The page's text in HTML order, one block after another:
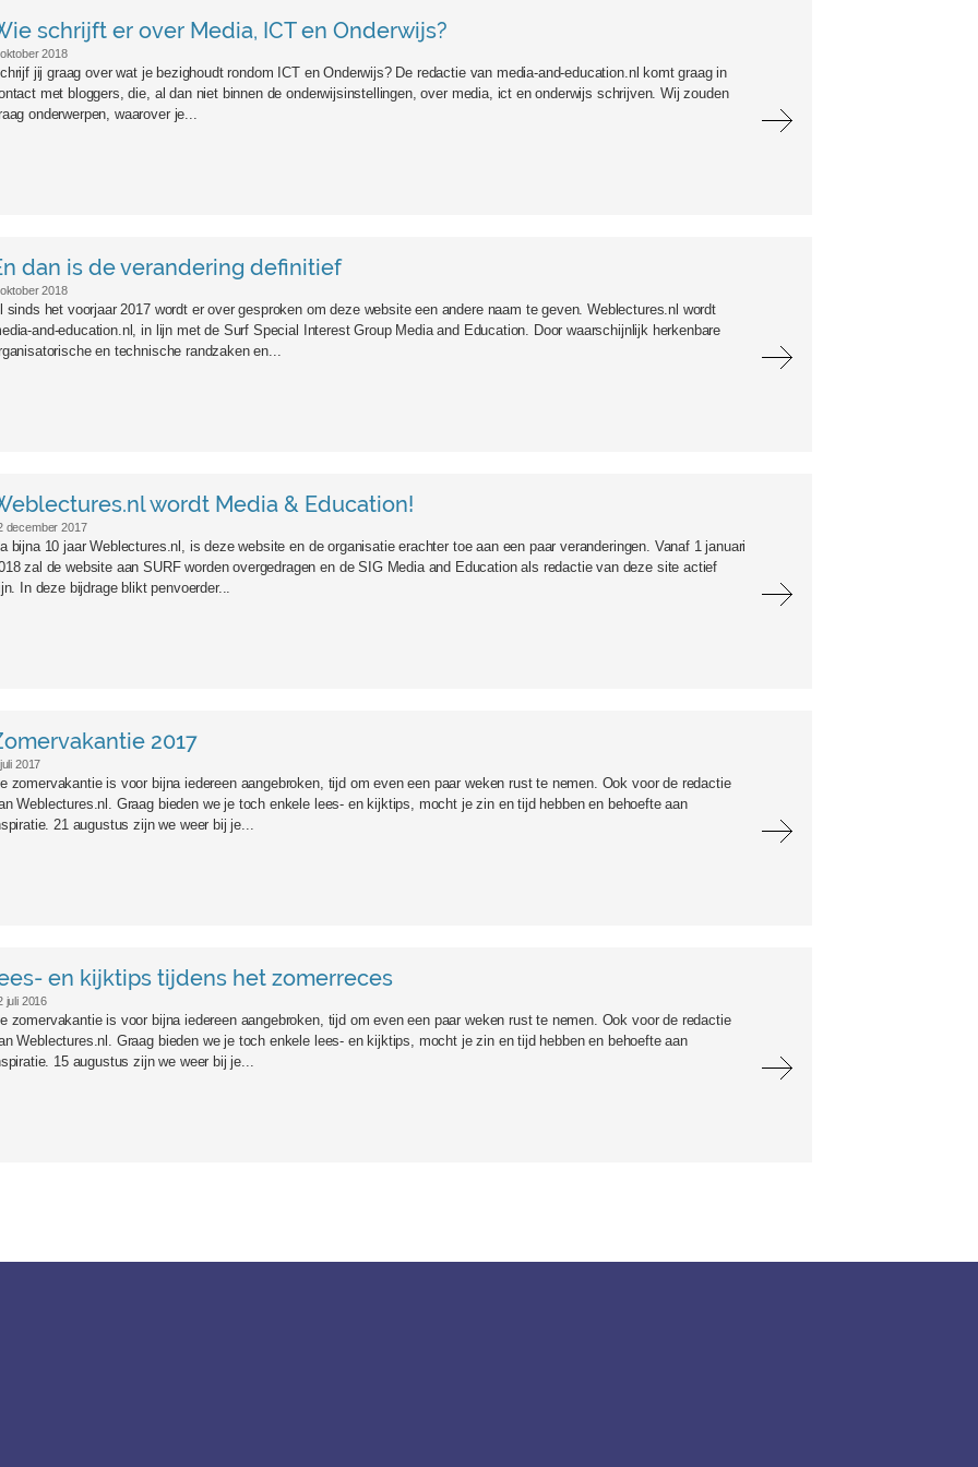
schrijft er over Media, ICT en Onderwijs?
2018
jij graag over wat je bezighoudt rondom ICT en Onderwijs? De redactie van media-and-education.nl komt graag in
met bloggers, die, al dan niet binnen de onderwijsinstellingen, over media, ict en onderwijs schrijven. Wij zouden
onderwerpen, waarover je...
dan is de verandering definitief
2018
sinds het voorjaar 2017 wordt er over gesproken om deze website een andere naam te geven. Weblectures.nl wordt
and-education.nl, in lijn met de Surf Special Interest Group Media and Education. Door waarschijnlijk herkenbare
en technische randzaken en...
wordt Media & Education!
december 2017
bijna 10 jaar Weblectures.nl, is deze website en de organisatie erachter toe aan een paar veranderingen. Vanaf 1 januari
zal de website aan SURF worden overgedragen en de SIG Media and Education als redactie van deze site actief
In deze bijdrage blikt penvoerder...
511778.jpgd_.jpg
2017
2017
zomervakantie is voor bijna iedereen aangebroken, tijd om even een paar weken rust te nemen. Ook voor de redactie
Weblectures.nl. Graag bieden we je toch enkele lees- en kijktips, mocht je zin en tijd hebben en behoefte aan
21 augustus zijn we weer bij je...
en kijktips tijdens het zomerreces
juli 2016
zomervakantie is voor bijna iedereen aangebroken, tijd om even een paar weken rust te nemen. Ook voor de redactie
Weblectures.nl. Graag bieden we je toch enkele lees- en kijktips, mocht je zin en tijd hebben en behoefte aan
15 augustus zijn we weer bij je...